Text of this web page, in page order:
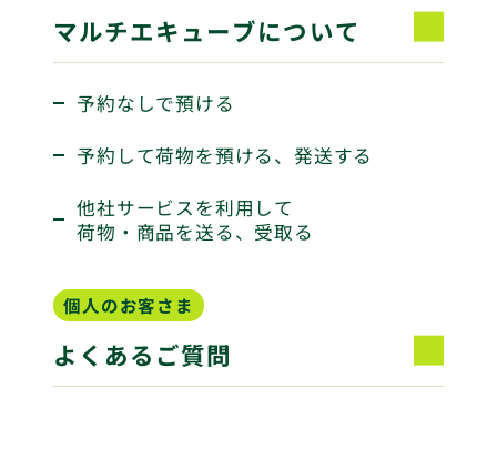
マルチエキューブについて
予約なしで預ける
予約して荷物を預ける、発送する
他社サービスを利用して
荷物・商品を送る、受取る
個人のお客さま
よくあるご質問